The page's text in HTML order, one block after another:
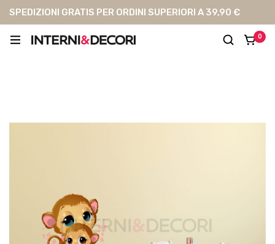
SPEDIZIONI GRATIS PER ORDINI SUPERIORI A 39,90 €
0